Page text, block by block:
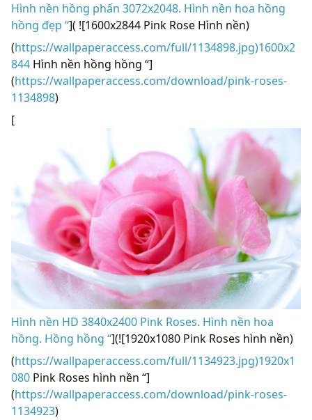
Hình nền hồng phấn 3072x2048. Hình nền hoa hồng
hồng đẹp “]( ![1600x2844 Pink Rose Hình nền)
(https://wallpaperaccess.com/full/1134898.jpg)1600x2
844 Hình nền hồng hồng “]
(https://wallpaperaccess.com/download/pink-roses-
1134898)
[
Hình nền HD 3840x2400 Pink Roses. Hình nền hoa
hồng. Hồng hồng “](![1920x1080 Pink Roses hình nền)
(https://wallpaperaccess.com/full/1134923.jpg)1920x1
080 Pink Roses hình nền “]
(https://wallpaperaccess.com/download/pink-roses-
1134923)